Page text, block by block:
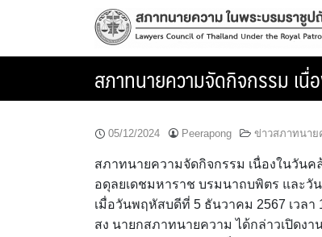
สภาทนายความจัดกิจกรรม เ
05/12/2024 Peerapong ข่าวสภาทนาย
สภาทนายความจัดกิจกรรม เนื่องในวัน
อดุลยเดชมหาราช บรมนาถบพิตร และวั
เมื่อวันพฤหัสบดีที่ 5 ธันวาคม 2567 เวล
สง นายกสภาทนายความ ได้กล่าวเปิดง